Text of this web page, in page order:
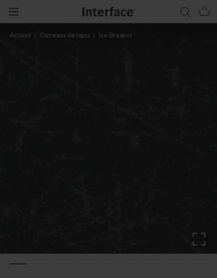
Accueil Carreaux de tapis Ice Breaker